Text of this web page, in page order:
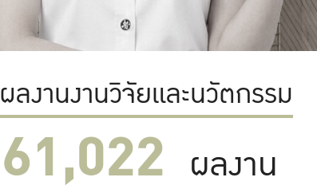
ผลงานงานวิจัยและนวัตกรรม
61,022 ผลงาน